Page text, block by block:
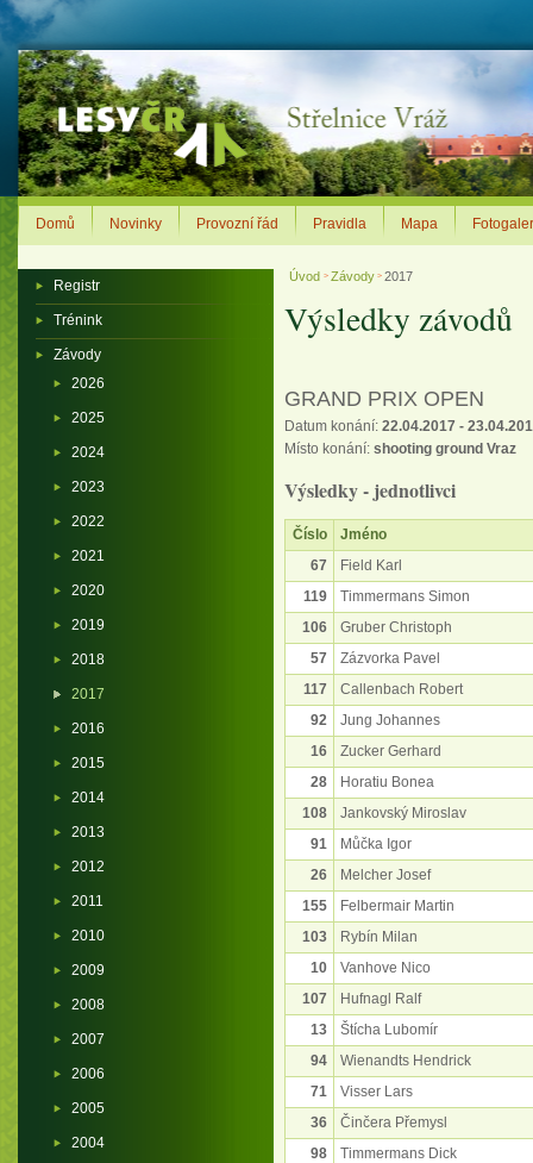
Úvod > Závody > 2017
Výsledky závodů
GRAND PRIX OPEN
Datum konání: 22.04.2017 -
Místo konání: shooting ground Vraz
Výsledky - jednotlivci
Číslo
Jméno
67
Field Karl
119
Timmermans Simon
106
Gruber Christoph
57
Zázvorka Pavel
117
Callenbach Robert
92
Jung Johannes
16
Zucker Gerhard
28
Horatiu Bonea
108
Jankovský Miroslav
91
Můčka Igor
26
Melcher Josef
155
Felbermair Martin
103
Rybín Milan
10
Vanhove Nico
107
Hufnagl Ralf
13
Štícha Lubomír
94
Wienandts Hendrick
71
Visser Lars
36
Činčera Přemysl
98
Timmermans Dick
Registr
Trénink
Závody
2026
2025
2024
2023
2022
2021
2020
2019
2018
2017
2016
2015
2014
2013
2012
2011
2010
2009
2008
2007
2006
2005
2004
Domů Novinky Provozní řád Pravidla Mapa